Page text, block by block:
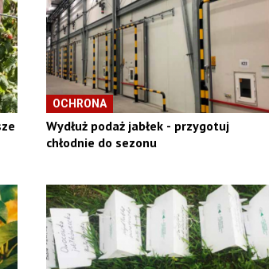
OCHRONA
Wydłuż podaż jabłek - przygotuj
chłodnie do sezonu